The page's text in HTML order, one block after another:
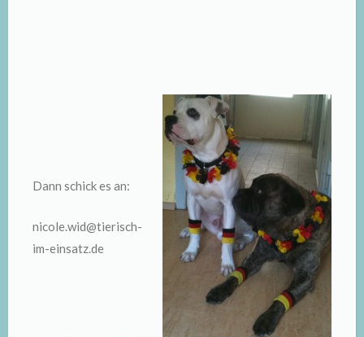
Dann schick es an:
nicole.wid@tierisch-
im-einsatz.de